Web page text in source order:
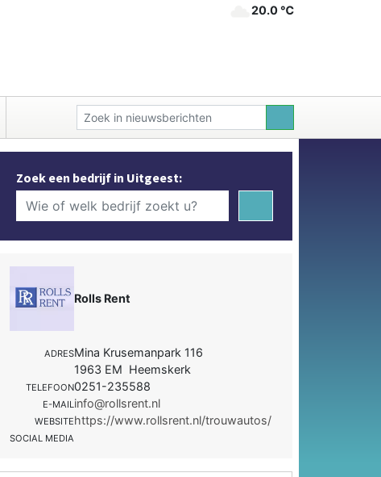
20.0 ℃
Zoek een bedrijf in Uitgeest:
Rolls Rent
ADRESMina Krusemanpark 116
1963 EM Heemskerk
TELEFOON0251-235588
E-MAILinfo@rollsrent.nl
WEBSITEhttps://www.rollsrent.nl/trouwautos/
SOCIAL MEDIA